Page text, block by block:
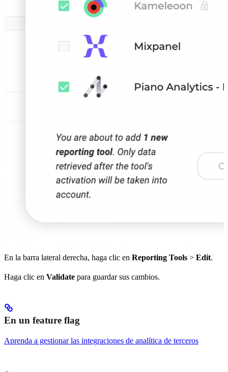
En la barra lateral derecha, haga clic en Reporting Tools > Edit.
Haga clic en Validate para guardar sus cambios.
En un feature flag
Aprenda a gestionar las integraciones de analítica de terceros